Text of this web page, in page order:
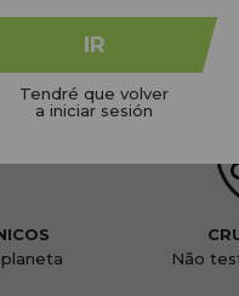
Não
IR
Tendré que volver
a iniciar sesión